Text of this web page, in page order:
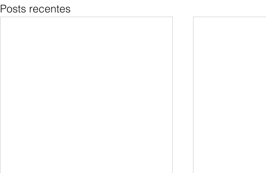
Posts recentes